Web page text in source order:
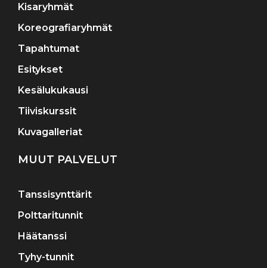
Kisaryhmät
Koreografiaryhmät
Tapahtumat
Esitykset
Kesälukukausi
Tiiviskurssit
Kuvagalleriat
MUUT PALVELUT
Tanssisynttärit
Polttaritunnit
Häätanssi
Tyhy-tunnit